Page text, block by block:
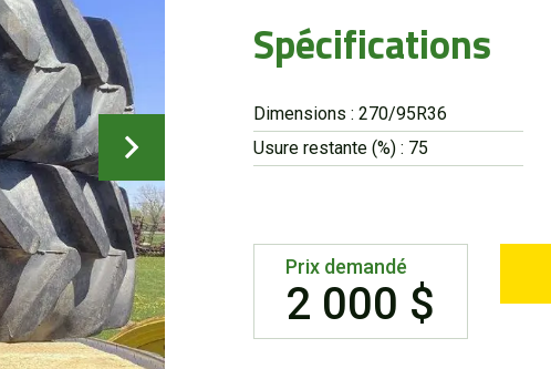
Spécifications
Dimensions : 270/95R36
Usure restante (%) : 75
Prix demandé
2 000 $